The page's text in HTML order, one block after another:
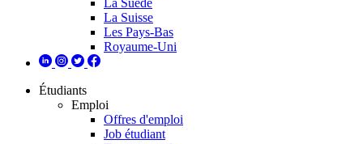
La Suède
La Suisse
Les Pays-Bas
Royaume-Uni
Étudiants
Emploi
Offres d'emploi
Job étudiant